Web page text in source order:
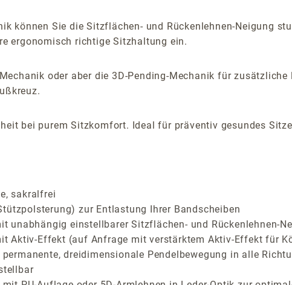
können Sie die Sitzflächen- und Rückenlehnen-Neigung
ergonomisch richtige Sitzhaltung ein.
oder aber die 3D-Pending-Mechanik für
bei purem Sitzkomfort. Ideal für präventiv gesundes
sakralfrei
zur Entlastung Ihrer Bandscheiben
unabhängig einstellbarer Sitzflächen- und Rückenlehnen-
Aktiv-Effekt (auf Anfrage mit verstärktem Aktiv-Effekt für
dreidimensionale Pendelbewegung in alle